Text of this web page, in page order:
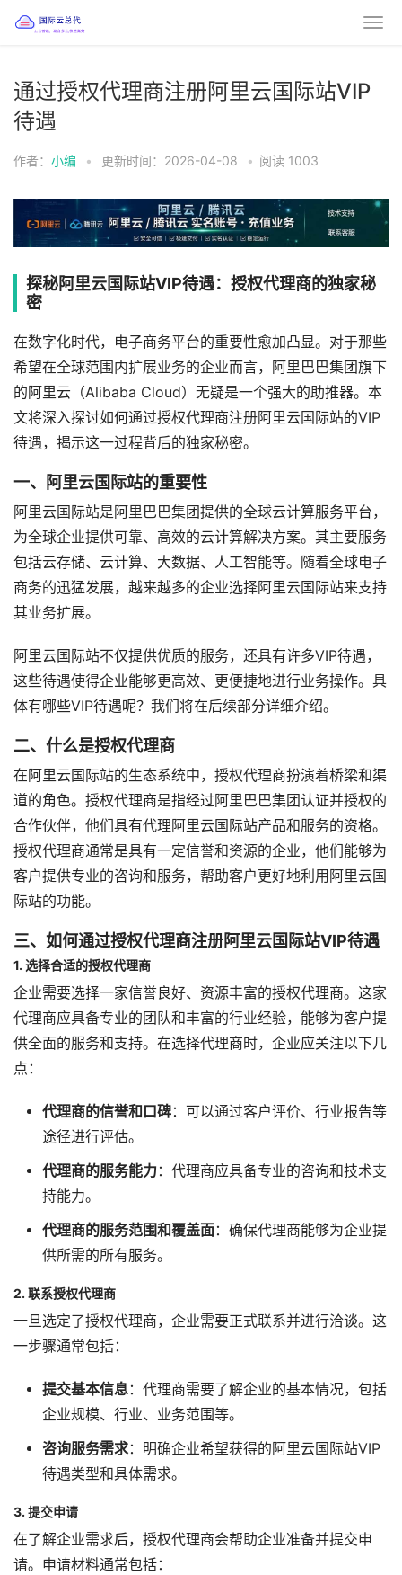
通过授权代理商注册阿里云国际站VIP
待遇
作者： 小编 • 更新时间：2026-04-08 • 阅读 1003
探秘阿里云国际站VIP待遇：授权代理商的独家秘
密
在数字化时代，电子商务平台的重要性愈加凸显。对于那些
希望在全球范围内扩展业务的企业而言，阿里巴巴集团旗下
的阿里云（Alibaba Cloud）无疑是一个强大的助推器。本
文将深入探讨如何通过授权代理商注册阿里云国际站的VIP
待遇，揭示这一过程背后的独家秘密。
一、阿里云国际站的重要性
阿里云国际站是阿里巴巴集团提供的全球云计算服务平台，
为全球企业提供可靠、高效的云计算解决方案。其主要服务
包括云存储、云计算、大数据、人工智能等。随着全球电子
商务的迅猛发展，越来越多的企业选择阿里云国际站来支持
其业务扩展。
阿里云国际站不仅提供优质的服务，还具有许多VIP待遇，
这些待遇使得企业能够更高效、更便捷地进行业务操作。具
体有哪些VIP待遇呢？我们将在后续部分详细介绍。
二、什么是授权代理商
在阿里云国际站的生态系统中，授权代理商扮演着桥梁和渠
道的角色。授权代理商是指经过阿里巴巴集团认证并授权的
合作伙伴，他们具有代理阿里云国际站产品和服务的资格。
授权代理商通常是具有一定信誉和资源的企业，他们能够为
客户提供专业的咨询和服务，帮助客户更好地利用阿里云国
际站的功能。
三、如何通过授权代理商注册阿里云国际站VIP待遇
1. 选择合适的授权代理商
企业需要选择一家信誉良好、资源丰富的授权代理商。这家
代理商应具备专业的团队和丰富的行业经验，能够为客户提
供全面的服务和支持。在选择代理商时，企业应关注以下几
点：
代理商的信誉和口碑：可以通过客户评价、行业报告等
途径进行评估。
代理商的服务能力：代理商应具备专业的咨询和技术支
持能力。
代理商的服务范围和覆盖面：确保代理商能够为企业提
供所需的所有服务。
2. 联系授权代理商
一旦选定了授权代理商，企业需要正式联系并进行洽谈。这
一步骤通常包括：
提交基本信息：代理商需要了解企业的基本情况，包括
企业规模、行业、业务范围等。
咨询服务需求：明确企业希望获得的阿里云国际站VIP
待遇类型和具体需求。
3. 提交申请
在了解企业需求后，授权代理商会帮助企业准备并提交申
请。申请材料通常包括：